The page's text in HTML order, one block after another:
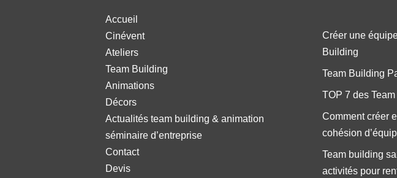
Accueil
Cinévent
Ateliers
Team Building
Animations
Décors
Actualités team building & animation
séminaire d’entreprise
Contact
Devis
Créer une
Building
Team Building
TOP 7 des
Comment créer
cohésion
Team building
activités pour